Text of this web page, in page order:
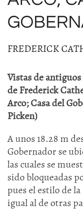
FREDERICK
Vistas de
de Frederick
Arco; Casa del
Picken)
A unos 18.28 m
Gobernador se
las cuales se
sido bloqueadas
pues el estilo de
igual al de otras